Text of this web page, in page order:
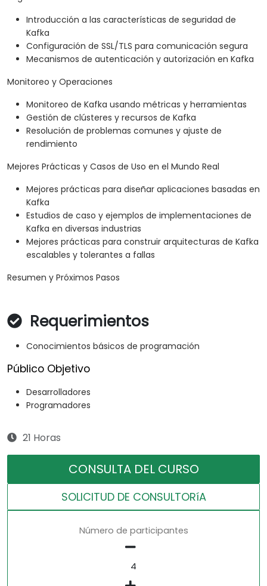
Introducción a las características de seguridad de
Kafka
Configuración de SSL/TLS para comunicación segura
Mecanismos de autenticación y autorización en Kafka
Monitoreo y Operaciones
Monitoreo de Kafka usando métricas y herramientas
Gestión de clústeres y recursos de Kafka
Resolución de problemas comunes y ajuste de
rendimiento
Mejores Prácticas y Casos de Uso en el Mundo Real
Mejores prácticas para diseñar aplicaciones basadas en
Kafka
Estudios de caso y ejemplos de implementaciones de
Kafka en diversas industrias
Mejores prácticas para construir arquitecturas de Kafka
escalables y tolerantes a fallas
Resumen y Próximos Pasos
Requerimientos
Conocimientos básicos de programación
Público Objetivo
Desarrolladores
Programadores
21 Horas
CONSULTA DEL CURSO
SOLICITUD DE CONSULTORíA
Número de participantes